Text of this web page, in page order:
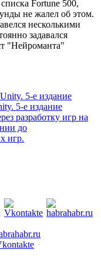
Fortune 500,
не жалел об этом.
несколькими
задавался
"Нейроманта"
5-е издание
разработку игр на
до
игр.